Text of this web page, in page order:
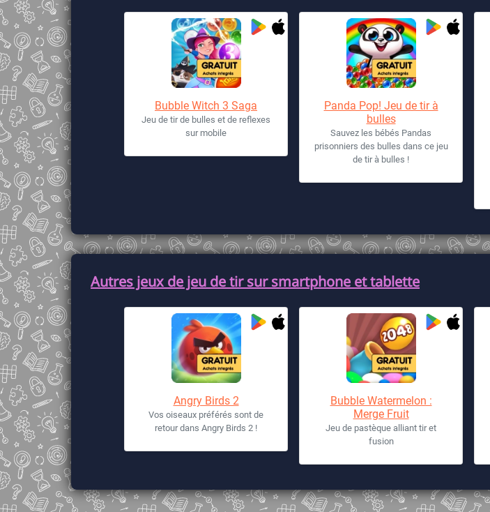
Bubble Witch 3 Saga
Jeu de tir de bulles et de reflexes
sur mobile
Panda Pop! Jeu de tir à
bulles
Sauvez les bébés Pandas
prisonniers des bulles dans ce jeu
de tir à bulles !
Autres jeux de jeu de tir sur smartphone et tablette
Angry Birds 2
Vos oiseaux préférés sont de
retour dans Angry Birds 2 !
Bubble Watermelon :
Merge Fruit
Jeu de pastèque alliant tir et
fusion